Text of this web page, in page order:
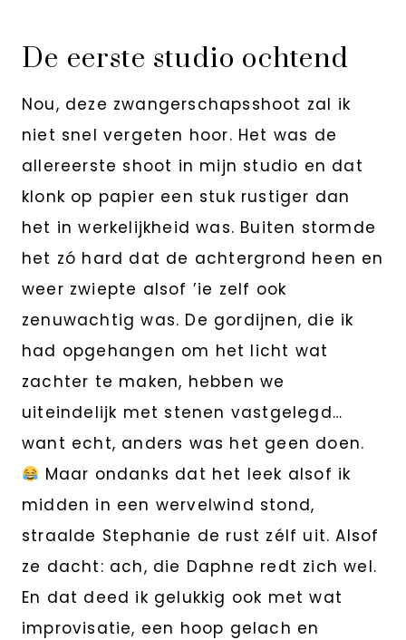
De eerste studio ochtend
Nou, deze zwangerschapsshoot zal ik
niet snel vergeten hoor. Het was de
allereerste shoot in mijn studio en dat
klonk op papier een stuk rustiger dan
het in werkelijkheid was. Buiten stormde
het zó hard dat de achtergrond heen en
weer zwiepte alsof ’ie zelf ook
zenuwachtig was. De gordijnen, die ik
had opgehangen om het licht wat
zachter te maken, hebben we
uiteindelijk met stenen vastgelegd…
want echt, anders was het geen doen.
Maar ondanks dat het leek alsof ik
midden in een wervelwind stond,
straalde Stephanie de rust zélf uit. Alsof
ze dacht: ach, die Daphne redt zich wel.
En dat deed ik gelukkig ook met wat
improvisatie, een hoop gelach en